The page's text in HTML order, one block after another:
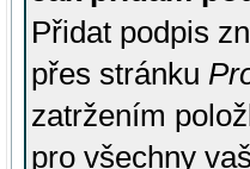
Přidat podpis
přes stránku
zatržením
pro všechny